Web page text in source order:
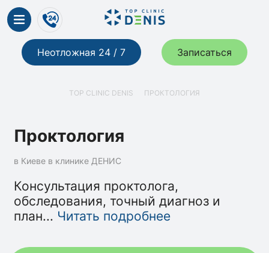
Неотложная 24 / 7 Записаться
TOP CLINIC DENIS ПРОКТОЛОГИЯ
Проктология
в Киеве в клинике ДЕНИС
Консультация проктолога,
обследования, точный диагноз и
план... Читать подробнее